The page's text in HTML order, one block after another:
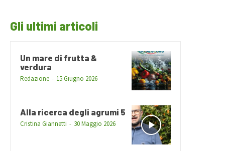
Gli ultimi articoli
Un mare di frutta &
verdura
Redazione - 15 Giugno 2026
Alla ricerca degli agrumi 5
Cristina Giannetti - 30 Maggio 2026